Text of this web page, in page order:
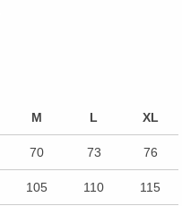
M L XL
70 73 76
105 110 115